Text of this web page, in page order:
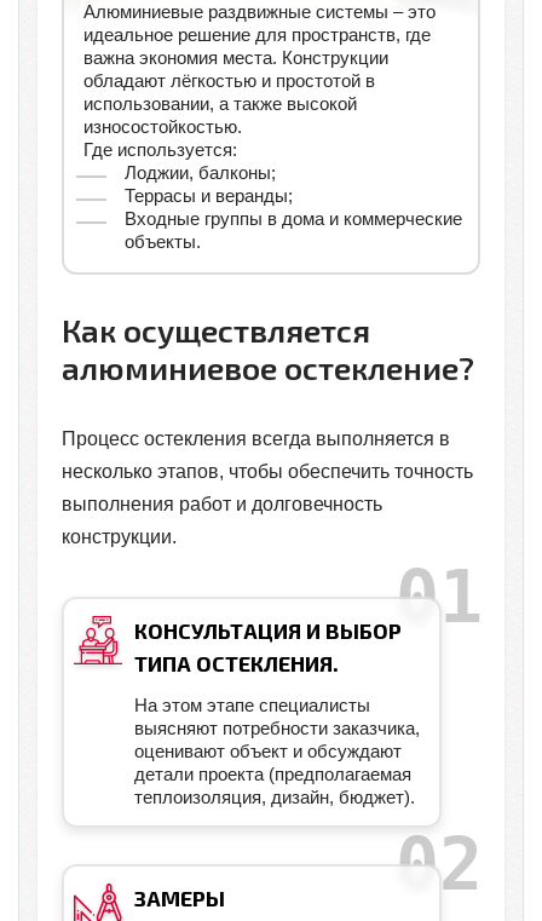
Алюминиевые раздвижные системы – это
идеальное решение для пространств, где
важна экономия места. Конструкции
обладают лёгкостью и простотой в
использовании, а также высокой
износостойкостью.
Где используется:
Лоджии, балконы;
Террасы и веранды;
Входные группы в дома и коммерческие
объекты.
Как осуществляется
алюминиевое остекление?
Процесс остекления всегда выполняется в
несколько этапов, чтобы обеспечить точность
выполнения работ и долговечность
конструкции.
КОНСУЛЬТАЦИЯ И ВЫБОР
ТИПА ОСТЕКЛЕНИЯ.
На этом этапе специалисты
выясняют потребности заказчика,
оценивают объект и обсуждают
детали проекта (предполагаемая
теплоизоляция, дизайн, бюджет).
ЗАМЕРЫ